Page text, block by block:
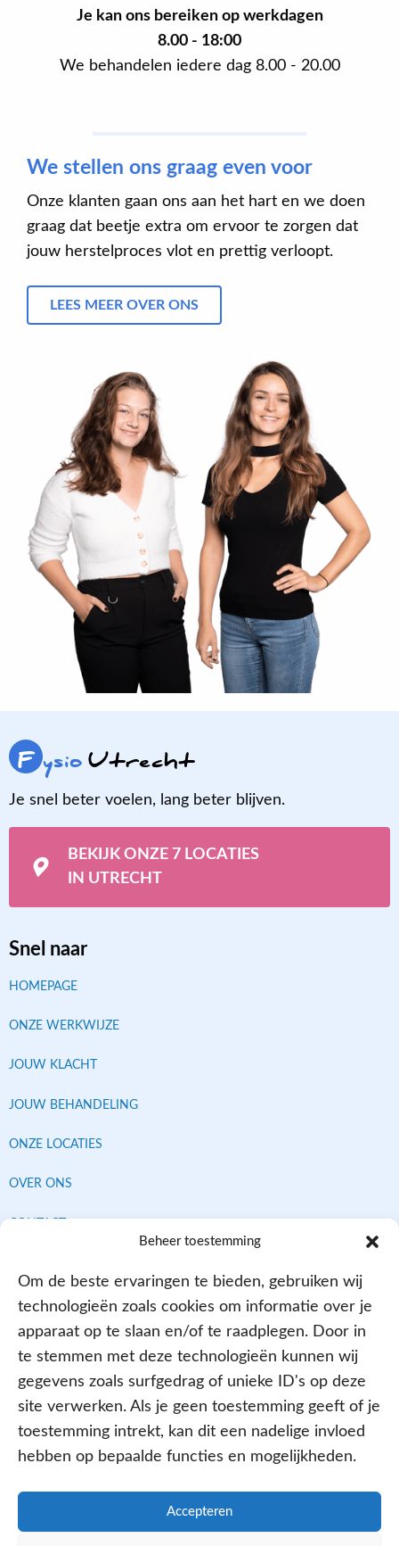
Beheer toestemming
Om de beste ervaringen te bieden, gebruiken wij
technologieën zoals cookies om informatie over je
apparaat op te slaan en/of te raadplegen. Door in
te stemmen met deze technologieën kunnen wij
gegevens zoals surfgedrag of unieke ID's op deze
site verwerken. Als je geen toestemming geeft of je
toestemming intrekt, kan dit een nadelige invloed
hebben op bepaalde functies en mogelijkheden.
Accepteren
Je kan ons bereiken op werkdagen
8.00 - 18:00
We behandelen iedere dag 8.00 - 20.00
We stellen ons graag even voor
Onze klanten gaan ons aan het hart en we doen
graag dat beetje extra om ervoor te zorgen dat
jouw herstelproces vlot en prettig verloopt.
LEES MEER OVER ONS
F ysioUtrecht
Je snel beter voelen, lang beter blijven.
BEKIJK ONZE 7 LOCATIES
IN UTRECHT
Snel naar
HOMEPAGE
ONZE WERKWIJZE
JOUW KLACHT
JOUW BEHANDELING
ONZE LOCATIES
OVER ONS
Contracten met alle verzekeraars